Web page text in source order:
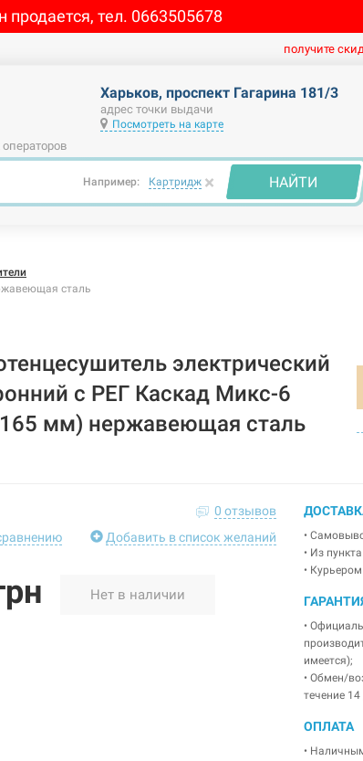
тел. 0663505678
получите
Харьков, проспект Гагарина 181/3
адрес точки выдачи
Посмотреть на карте
Например: Картридж × НАЙТИ
сталь
электрический
с РЕГ Каскад Микс-6
мм) нержавеющая сталь
0 отзывов
Добавить в список желаний
Нет в наличии
•
• Из
•
•
имеется);
• Обмен/
течение 14
ОПЛАТА
•